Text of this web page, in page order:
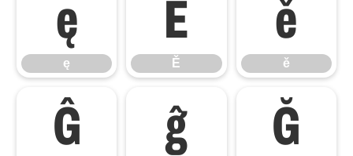
ę
ę
Ě
Ě
ě
ě
Ĝ ĝ Ğ